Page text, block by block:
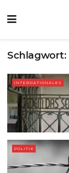
Schlagwort:
INTERNATIONALES
POLITIK